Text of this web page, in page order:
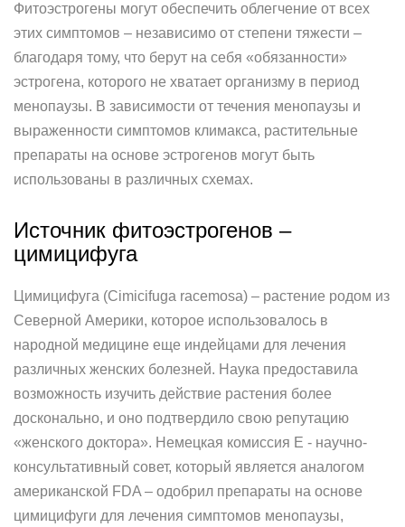
Фитоэстрогены могут обеспечить облегчение от всех
этих симптомов – независимо от степени тяжести –
благодаря тому, что берут на себя «обязанности»
эстрогена, которого не хватает организму в период
менопаузы. В зависимости от течения менопаузы и
выраженности симптомов климакса, растительные
препараты на основе эстрогенов могут быть
использованы в различных схемах.
Источник фитоэстрогенов –
цимицифуга
Цимицифуга (Cimicifuga racemosa) – растение родом из
Северной Америки, которое использовалось в
народной медицине еще индейцами для лечения
различных женских болезней. Наука предоставила
возможность изучить действие растения более
досконально, и оно подтвердило свою репутацию
«женского доктора». Немецкая комиссия Е - научно-
консультативный совет, который является аналогом
американской FDA – одобрил препараты на основе
цимицифуги для лечения симптомов менопаузы,